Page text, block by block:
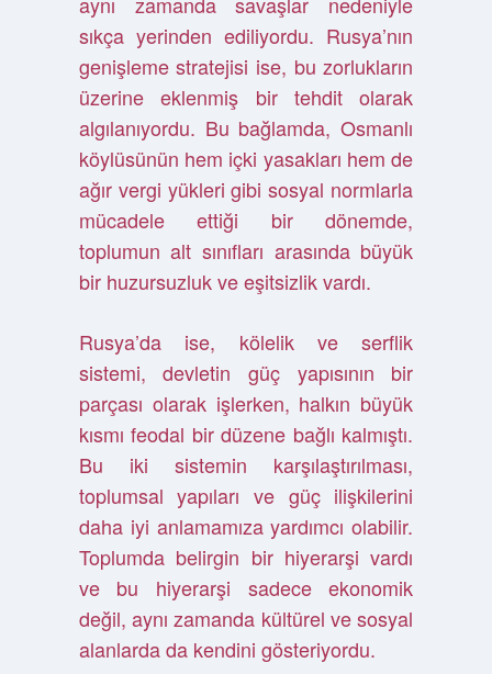
sıkça yerinden ediliyordu. Rusya’nın
genişleme stratejisi ise, bu zorlukların
üzerine eklenmiş bir tehdit olarak
algılanıyordu. Bu bağlamda, Osmanlı
köylüsünün hem içki yasakları hem de
ağır vergi yükleri gibi sosyal normlarla
mücadele ettiği bir dönemde,
toplumun alt sınıfları arasında büyük
bir huzursuzluk ve eşitsizlik vardı.
Rusya’da ise, kölelik ve serflik
sistemi, devletin güç yapısının bir
parçası olarak işlerken, halkın büyük
kısmı feodal bir düzene bağlı kalmıştı.
Bu iki sistemin karşılaştırılması,
toplumsal yapıları ve güç ilişkilerini
daha iyi anlamamıza yardımcı olabilir.
Toplumda belirgin bir hiyerarşi vardı
ve bu hiyerarşi sadece ekonomik
değil, aynı zamanda kültürel ve sosyal
alanlarda da kendini gösteriyordu.